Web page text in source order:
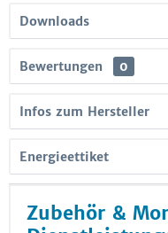
Downloads
Bewertungen 0
Infos zum Hersteller
Energieettiket
Zubehör &